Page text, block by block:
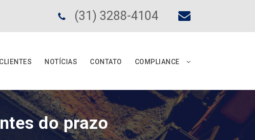
(31) 3288-4104
NOTÍCIAS CONTATO COMPLIANCE
do prazo